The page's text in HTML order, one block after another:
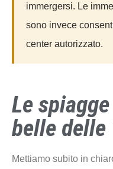
immergersi. Le
sono invece
center autorizzato.
Le
belle
Mettiamo subito in